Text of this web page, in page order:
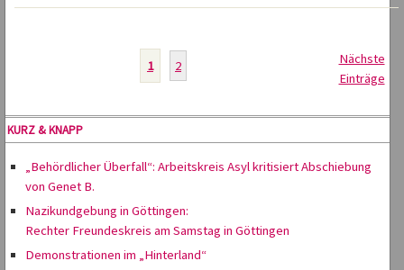
1 2
Nächste
Einträge
KURZ & KNAPP
„Behördlicher Überfall“: Arbeitskreis Asyl kritisiert Abschiebung
von Genet B.
Nazikundgebung in Göttingen:
Rechter Freundeskreis am Samstag in Göttingen
Demonstrationen im „Hinterland“